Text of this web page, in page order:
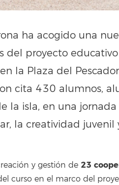
ha acogido una
del proyecto educativo
la Plaza del
cita 430 alumnos,
la isla, en una jornada
la creatividad juvenil
y gestión de 23
curso en el marco del